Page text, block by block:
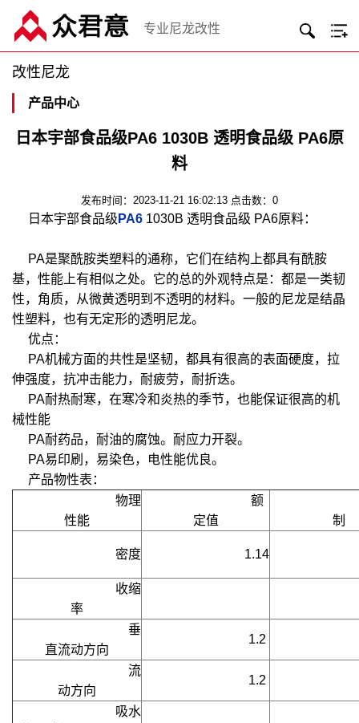
专业尼龙改性
改性尼龙
产品中心
日本宇部食品级PA6 1030B 透明食品级 PA6原
料
发布时间：2023-11-21 16:02:13 点击数：0
日本宇部食品级 PA6 1030B 透明食品级 PA6原料：
PA是聚酰胺类塑料的通称，它们在结构上都具有酰胺
基，性能上有相似之处。它的总的外观特点是：都是一类韧
性，角质，从微黄透明到不透明的材料。一般的尼龙是结晶
性塑料，也有无定形的透明尼龙。
优点：
PA机械方面的共性是坚韧，都具有很高的表面硬度，拉
伸强度，抗冲击能力，耐疲劳，耐折迭。
PA耐热耐寒，在寒冷和炎热的季节，也能保证很高的机
械性能
PA耐药品，耐油的腐蚀。耐应力开裂。
PA易印刷，易染色，电性能优良。
产品物性表：
物理
性能
额
定值
制
密度 1.14
收缩
率
垂
直流动方向
1.2
流
动方向
1.2
吸水